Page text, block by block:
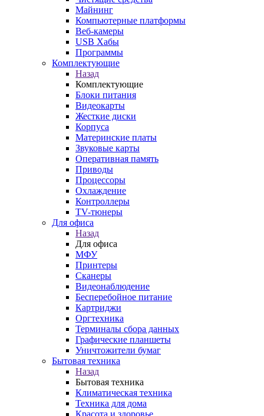
Майнинг
Компьютерные платформы
Веб-камеры
USB Хабы
Программы
Комплектующие
Назад
Комплектующие
Блоки питания
Видеокарты
Жесткие диски
Корпуса
Материнские платы
Звуковые карты
Оперативная память
Приводы
Процессоры
Охлаждение
Контроллеры
TV-тюнеры
Для офиса
Назад
Для офиса
МФУ
Принтеры
Сканеры
Видеонаблюдение
Бесперебойное питание
Картриджи
Оргтехника
Терминалы сбора данных
Графические планшеты
Уничтожители бумаг
Бытовая техника
Назад
Бытовая техника
Климатическая техника
Техника для дома
Красота и здоровье